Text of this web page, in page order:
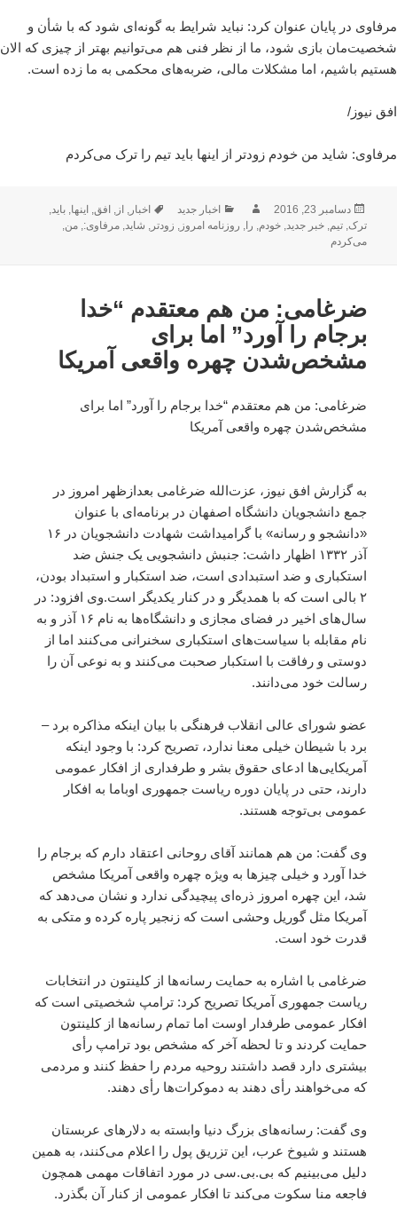
مرفاوی در پایان عنوان کرد: نباید شرایط به گونه‌ای شود که با شأن و
شخصیت‌مان بازی شود، ما از نظر فنی هم می‌توانیم بهتر از چیزی که الان
هستیم باشیم، اما مشکلات مالی، ضربه‌های محکمی به ما زده است.
افق نیوز/
مرفاوی: شاید من خودم زودتر از اینها باید تیم را ترک می‌کردم
ارسال
شده
در
دسامبر 23, 2016 نویسندهدسته‌ها
اخبار جدید برچسب‌ها
اخبار, از, افق, اینها,باید,
ترک,تیم,خبر جدید,خودم, را, روزنامه امروز, زودتر, شاید,مرفاوی:,من,
می‌کردم
ضرغامی: من هم معتقدم “خدا
برجام را آورد” اما برای
مشخص‌شدن چهره واقعی آمریکا
ضرغامی: من هم معتقدم “خدا برجام را آورد” اما برای
مشخص‌شدن چهره واقعی آمریکا
به گزارش افق نیوز، عزت‌الله ضرغامی بعدازظهر امروز در
جمع دانشجویان دانشگاه اصفهان در برنامه‌ای با عنوان
«دانشجو و رسانه» با گرامیداشت شهادت دانشجویان در ۱۶
آذر ۱۳۳۲ اظهار داشت: جنبش دانشجویی یک جنش ضد
استکباری و ضد استبدادی است، ضد استکبار و استبداد بودن،
۲ بالی است که با همدیگر و در کنار یکدیگر است.وی افزود: در
سال‌های اخیر در فضای مجازی و دانشگاه‌ها به نام ۱۶ آذر و به
نام مقابله با سیاست‌های استکباری سخنرانی می‌کنند اما از
دوستی و رفاقت با استکبار صحبت می‌کنند و به نوعی آن را
رسالت خود می‌دانند.
عضو شورای عالی انقلاب فرهنگی با بیان اینکه مذاکره برد –
برد با شیطان خیلی معنا ندارد، تصریح کرد: با وجود اینکه
آمریکایی‌ها ادعای حقوق بشر و طرفداری از افکار عمومی
دارند، حتی در پایان دوره ریاست جمهوری اوباما به افکار
عمومی بی‌توجه هستند.
وی گفت: من هم همانند آقای روحانی اعتقاد دارم که برجام را
خدا آورد و خیلی چیزها به ویژه چهره واقعی آمریکا مشخص
شد، این چهره‌ امروز ذره‌ای پیچیدگی ندارد و نشان می‌دهد که
آمریکا مثل گوریل وحشی است که زنجیر پاره کرده و متکی به
قدرت خود است.
ضرغامی با اشاره به حمایت رسانه‌ها از کلینتون در انتخابات
ریاست جمهوری آمریکا تصریح کرد: ترامپ شخصیتی است که
افکار عمومی طرفدار اوست اما تمام رسانه‌ها از کلینتون
حمایت کردند و تا لحظه آخر که مشخص بود ترامپ رأی
بیشتری دارد قصد داشتند روحیه مردم را حفظ کنند و مردمی
که می‌خواهند رأی دهند به دموکرات‌ها رأی دهند.
وی گفت: رسانه‌های بزرگ دنیا وابسته به دلارهای عربستان
هستند و شیوخ عرب، این تزریق پول را اعلام می‌کنند، به همین
دلیل می‌بینیم که بی.‌بی.‌سی در مورد اتفاقات مهمی همچون
فاجعه منا سکوت می‌کند تا افکار عمومی از کنار آن بگذرد.